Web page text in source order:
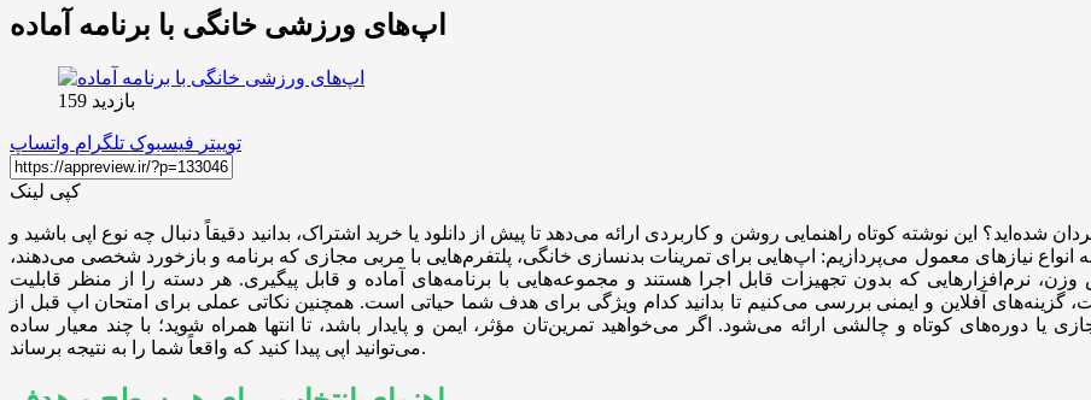
اپ‌های ورزشی خانگی با برنامه آماده
بازدید 159
توییتر فیسبوک تلگرام واتساپ
کپی لینک
شده‌اید؟ این نوشته کوتاه راهنمایی روشن و کاربردی ارائه می‌دهد تا پیش از دانلود یا خرید اشتراک، بدانید دقیقاً دنبال چه نوع اپی باشید و
نیازهای معمول می‌پردازیم: اپ‌هایی برای تمرینات بدنسازی خانگی، پلتفرم‌هایی با مربی مجازی که برنامه و بازخورد شخصی می‌دهند،
نرم‌افزارهایی که بدون تجهیزات قابل اجرا هستند و مجموعه‌هایی با برنامه‌های آماده و قابل پیگیری. هر دسته را از منظر قابلیت
آفلاین و ایمنی بررسی می‌کنیم تا بدانید کدام ویژگی برای هدف شما حیاتی است. همچنین نکاتی عملی برای امتحان اپ قبل از
یا دوره‌های کوتاه و چالشی ارائه می‌شود. اگر می‌خواهید تمرین‌تان مؤثر، ایمن و پایدار باشد، تا انتها همراه شوید؛ با چند معیار ساده
می‌توانید اپی پیدا کنید که واقعاً شما را به نتیجه برساند.